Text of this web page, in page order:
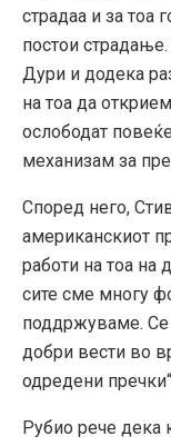
страдаа и за тоа
постои
Дури и додека
на тоа да
ослободат
механизам за
Според него,
американскиот
работи на тоа на
сите сме многу
поддржуваме.
добри вести во
одредени
Рубио рече